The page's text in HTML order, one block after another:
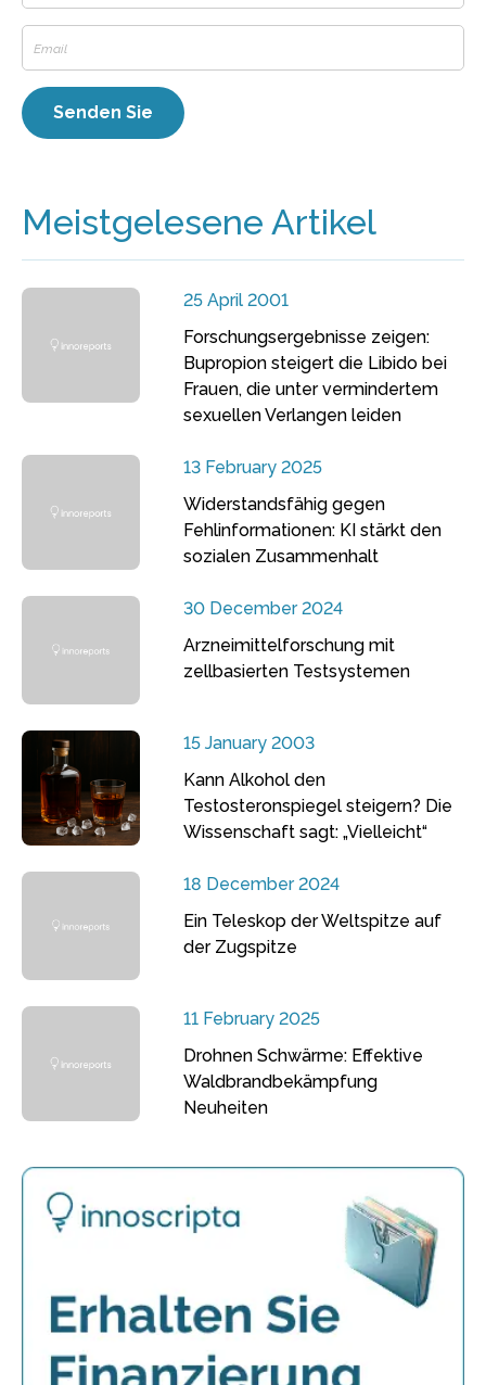
Meistgelesene Artikel
25 April 2001
Forschungsergebnisse zeigen:
Bupropion steigert die Libido bei
Frauen, die unter vermindertem
sexuellen Verlangen leiden
13 February 2025
Widerstandsfähig gegen
Fehlinformationen: KI stärkt den
sozialen Zusammenhalt
30 December 2024
Arzneimittelforschung mit
zellbasierten Testsystemen
15 January 2003
Kann Alkohol den
Testosteronspiegel steigern? Die
Wissenschaft sagt: „Vielleicht“
18 December 2024
Ein Teleskop der Weltspitze auf
der Zugspitze
11 February 2025
Drohnen Schwärme: Effektive
Waldbrandbekämpfung
Neuheiten